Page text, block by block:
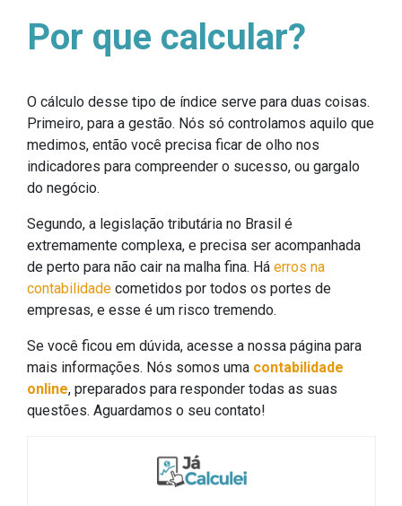
Por que calcular?
O cálculo desse tipo de índice serve para duas coisas.
Primeiro, para a gestão. Nós só controlamos aquilo que
medimos, então você precisa ficar de olho nos
indicadores para compreender o sucesso, ou gargalo
do negócio.
Segundo, a legislação tributária no Brasil é
extremamente complexa, e precisa ser acompanhada
de perto para não cair na malha fina. Há erros na
contabilidade cometidos por todos os portes de
empresas, e esse é um risco tremendo.
Se você ficou em dúvida, acesse a nossa página para
mais informações. Nós somos uma contabilidade
online, preparados para responder todas as suas
questões. Aguardamos o seu contato!